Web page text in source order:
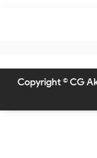
Copyright © CG